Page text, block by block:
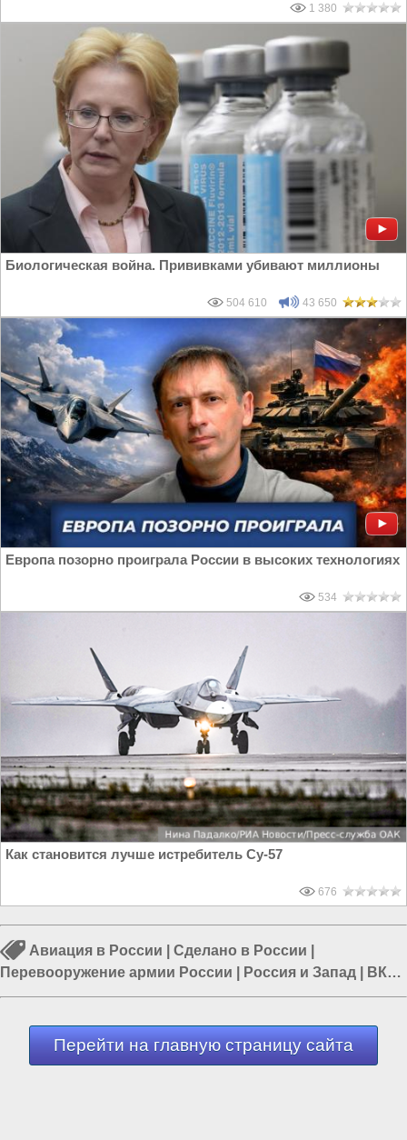
1 380
Биологическая война. Прививками убивают миллионы
504 610 43 650
Европа позорно проиграла России в высоких технологиях
534
Как становится лучше истребитель Су-57
676
Авиация в России Сделано в России
Перевооружение армии России
Россия и Запад
ВКС
России|Промышленность в России|F-35
Перейти на главную страницу сайта